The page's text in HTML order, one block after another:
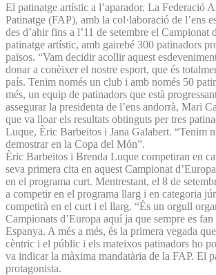
El patinatge artístic a l’aparador. La Federació
Patinatge (FAP), amb la col·laboració de l’ens
des d’ahir fins a l’11 de setembre el Campionat
patinatge artístic, amb gairebé 300 patinadors
països. “Vam decidir acollir aquest
donar a conèixer el nostre esport, que és
país. Tenim només un club i amb només 50
més, un equip de patinadors que està
assegurar la presidenta de l’ens andorrà, Mari
que va lloar els resultats obtinguts per tres
Luque, Èric Barbeitos i Jana Galabert. “Tenim
demostrar en la Copa del Món”.
Èric Barbeitos i Brenda Luque competiran en
seva primera cita en aquest Campionat
en el programa curt. Mentrestant, el 8 de
a competir en el programa llarg i en categoria
competirà en el curt i el llarg. “És un orgull
Campionats d’Europa aquí ja que sempre es
Espanya. A més a més, és la primera vegada
cèntric i el públic i els mateixos patinadors ho
va indicar la màxima mandatària de la FAP. El
protagonista.